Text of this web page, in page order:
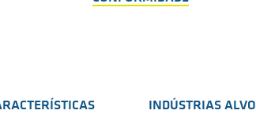
INDÚSTRIAS ALVO